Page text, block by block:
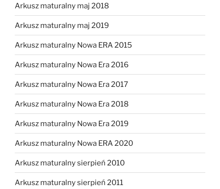
Arkusz maturalny maj 2018
Arkusz maturalny maj 2019
Arkusz maturalny Nowa ERA 2015
Arkusz maturalny Nowa Era 2016
Arkusz maturalny Nowa Era 2017
Arkusz maturalny Nowa Era 2018
Arkusz maturalny Nowa Era 2019
Arkusz maturalny Nowa ERA 2020
Arkusz maturalny sierpień 2010
Arkusz maturalny sierpień 2011